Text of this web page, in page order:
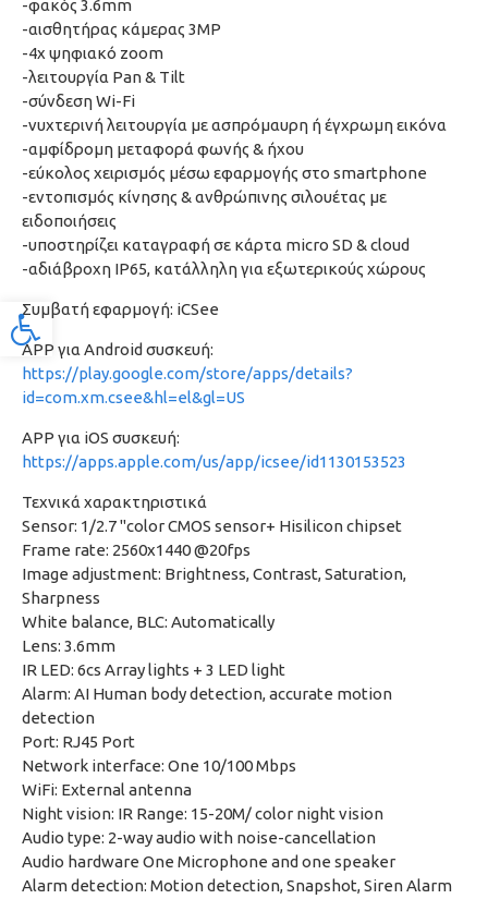
Προσβασιμότητα
-φακός 3.6mm
-αισθητήρας κάμερας 3MP
-4x ψηφιακό zoom
-λειτουργία Pan & Tilt
-σύνδεση Wi-Fi
-νυχτερινή λειτουργία με ασπρόμαυρη ή έγχρωμη εικόνα
-αμφίδρομη μεταφορά φωνής & ήχου
-εύκολος χειρισμός μέσω εφαρμογής στο smartphone
-εντοπισμός κίνησης & ανθρώπινης σιλουέτας με
ειδοποιήσεις
-υποστηρίζει καταγραφή σε κάρτα micro SD & cloud
-αδιάβροχη IP65, κατάλληλη για εξωτερικούς χώρους
Συμβατή εφαρμογή: iCSee
APP για Android συσκευή:
https://play.google.com/store/apps/details?
id=com.xm.csee&hl=el&gl=US
APP για iOS συσκευή:
https://apps.apple.com/us/app/icsee/id1130153523
Τεχνικά χαρακτηριστικά
Sensor: 1/2.7 "color CMOS sensor+ Hisilicon chipset
Frame rate: 2560x1440 @20fps
Image adjustment: Brightness, Contrast, Saturation,
Sharpness
White balance, BLC: Automatically
Lens: 3.6mm
IR LED: 6cs Array lights + 3 LED light
Alarm: AI Human body detection, accurate motion
detection
Port: RJ45 Port
Network interface: One 10/100 Mbps
WiFi: External antenna
Night vision: IR Range: 15-20M/ color night vision
Audio type: 2-way audio with noise-cancellation
Audio hardware One Microphone and one speaker
Alarm detection: Motion detection, Snapshot, Siren Alarm